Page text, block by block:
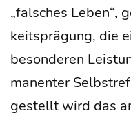
„fal­sches Leben“,
keits­prä­gung, die
beson­de­ren
ma­nen­ter
ge­stellt wird das